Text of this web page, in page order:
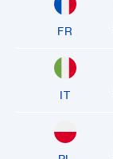
FR